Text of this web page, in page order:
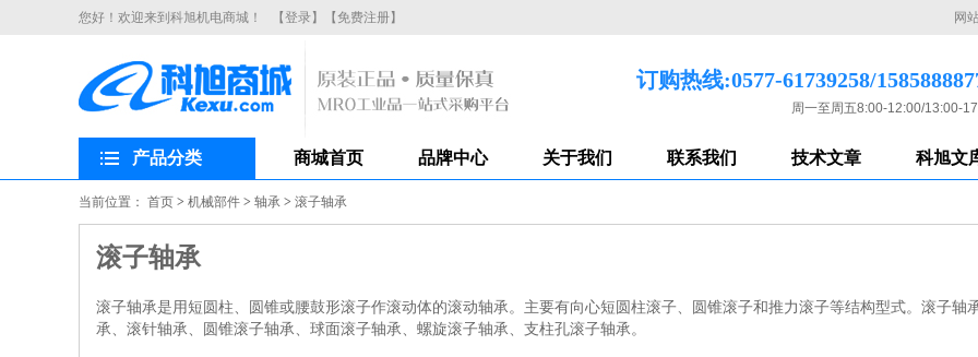
您好！欢迎来到科旭机电商城！ 【登录】 【免费注册】 网
订购热线:0577-61739258/
周一至周五8:00-12:00/13:00-
产品分类 商城首页 品牌中心 关于我们 联系我们 技术文章 科旭文
当前位置： 首页 > 机械部件 > 轴承 > 滚子轴承
滚子轴承
滚子轴承是用短圆柱、圆锥或腰鼓形滚子作滚动体的滚动轴承。主要有向心短圆柱滚子、圆锥滚子和推力滚子等结构型式。滚子
承、滚针轴承、圆锥滚子轴承、球面滚子轴承、螺旋滚子轴承、支柱孔滚子轴承。